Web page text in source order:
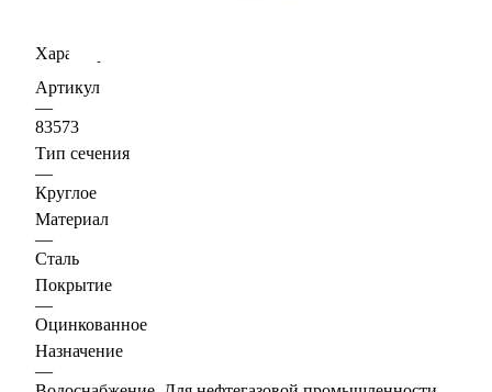
Характеристики
Артикул
—
83573
Тип сечения
—
Круглое
Материал
—
Сталь
Покрытие
—
Оцинкованное
Назначение
—